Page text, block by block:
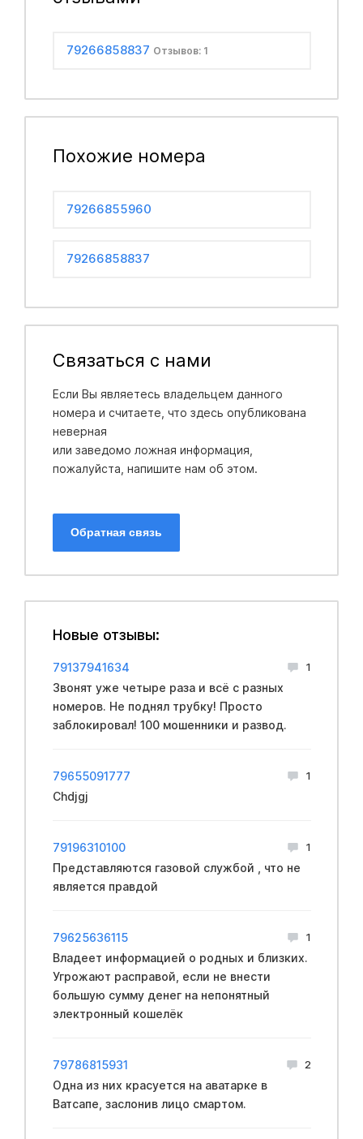
79266858837 Отзывов: 1
Похожие номера
79266855960
79266858837
Связаться с нами
Если Вы являетесь владельцем данного
номера и считаете, что здесь опубликована
неверная
или заведомо ложная информация,
пожалуйста, напишите нам об этом.
Обратная связь
Новые отзывы:
79137941634 1
Звонят уже четыре раза и всё с разных
номеров. Не поднял трубку! Просто
заблокировал! 100 мошенники и развод.
79655091777 1
Chdjgj
79196310100 1
Представляются газовой службой , что не
является правдой
79625636115 1
Владеет информацией о родных и близких.
Угрожают расправой, если не внести
большую сумму денег на непонятный
электронный кошелёк
79786815931 2
Одна из них красуется на аватарке в
Ватсапе, заслонив лицо смартом.